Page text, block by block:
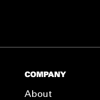
COMPANY
About